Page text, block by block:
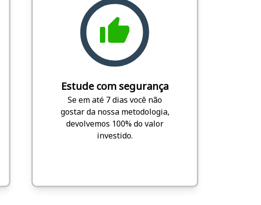
Estude com segurança
Se em até 7 dias você não
gostar da nossa metodologia,
devolvemos 100% do valor
investido.